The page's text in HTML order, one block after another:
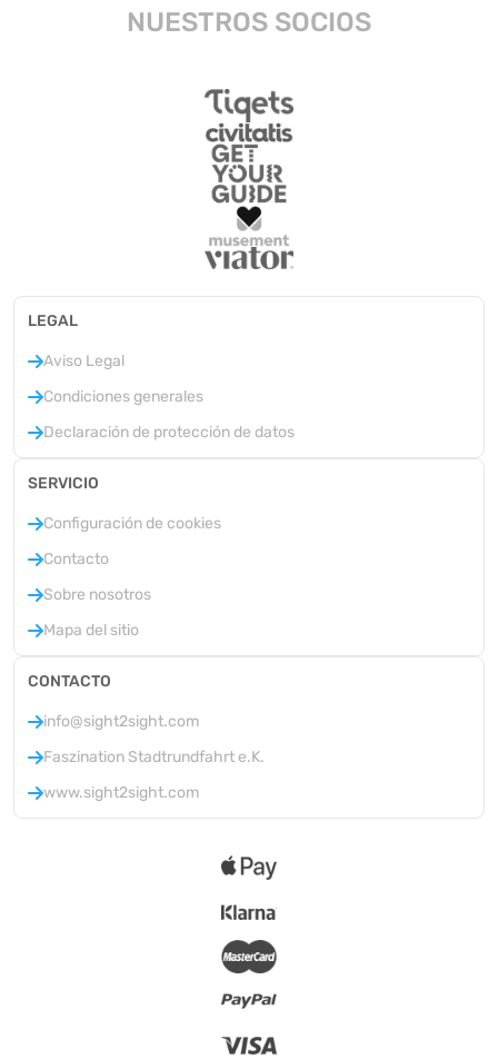
NUESTROS SOCIOS
LEGAL
Aviso Legal
Condiciones generales
Declaración de protección de datos
SERVICIO
Configuración de cookies
Contacto
Sobre nosotros
Mapa del sitio
CONTACTO
info@sight2sight.com
Faszination Stadtrundfahrt e.K.
www.sight2sight.com